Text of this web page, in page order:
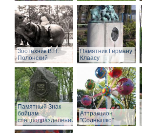
Зоотехник В.П.
Полонский
Памятник Герману
Клаасу
Памятный Знак
бойцам
спецподразделений
Аттракцион
"Солнышко"